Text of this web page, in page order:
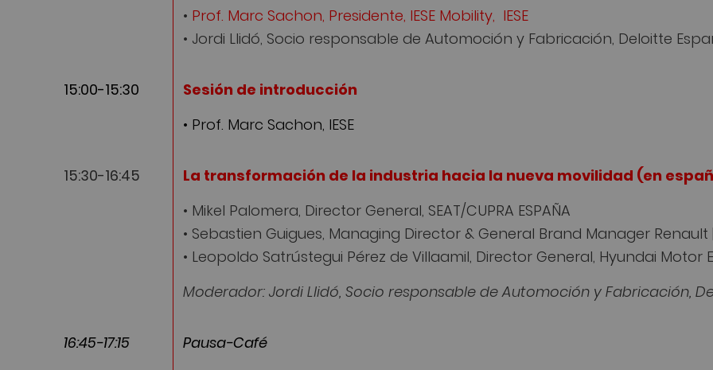
• Prof. Marc Sachon, Presidente, IESE Mobility, IESE
• Jordi Llidó, Socio responsable de Automoción y Fabricación, Deloitte
15:00-15:30
Sesión de introducción
• Prof. Marc Sachon, IESE
15:30-16:45
La transformación de la industria hacia la nueva movilidad (en
• Mikel Palomera, Director General, SEAT/CUPRA ESPAÑA
• Sebastien Guigues, Managing Director & General Brand Manager Renault |
• Leopoldo Satrústegui Pérez de Villaamil, Director General, Hyundai Motor
Moderador: Jordi Llidó, Socio responsable de Automoción y Fabricación,
16:45-17:15
Pausa-Café